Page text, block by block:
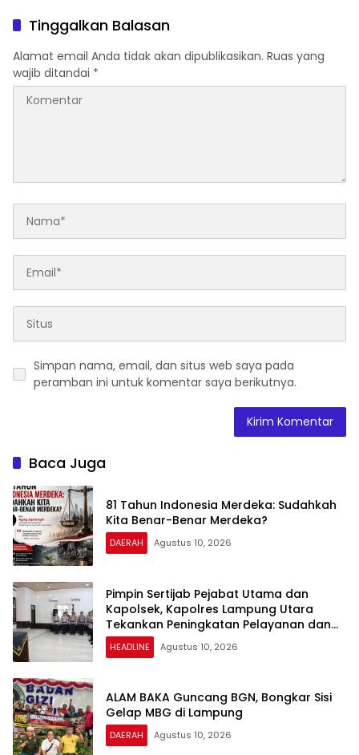
Tinggalkan Balasan
Alamat email Anda tidak akan dipublikasikan. Ruas yang
wajib ditandai *
Simpan nama, email, dan situs web saya pada
peramban ini untuk komentar saya berikutnya.
Baca Juga
81 Tahun Indonesia Merdeka: Sudahkah
Kita Benar-Benar Merdeka?
DAERAH Agustus 10, 2026
Pimpin Sertijab Pejabat Utama dan
Kapolsek, Kapolres Lampung Utara
Tekankan Peningkatan Pelayanan dan
Profesionalisme
HEADLINE Agustus 10, 2026
ALAM BAKA Guncang BGN, Bongkar Sisi
Gelap MBG di Lampung
DAERAH Agustus 10, 2026